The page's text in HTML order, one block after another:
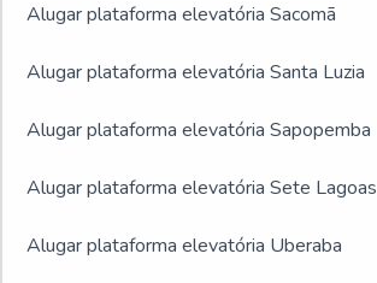
Alugar plataforma elevatória Sacomã
Alugar plataforma elevatória Santa Luzia
Alugar plataforma elevatória Sapopemba
Alugar plataforma elevatória Sete Lagoas
Alugar plataforma elevatória Uberaba